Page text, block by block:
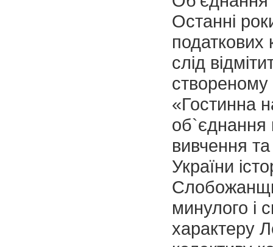
Останні
податкових
слід
створеному
«Гостинна
об`єднання
вивчення
України
минулого і
характеру